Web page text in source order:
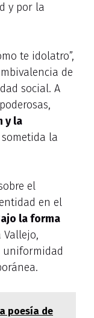
y por la
te idolatro”,
de
social. A
y la
la
el
en el
la forma
Vallejo,
poesía de